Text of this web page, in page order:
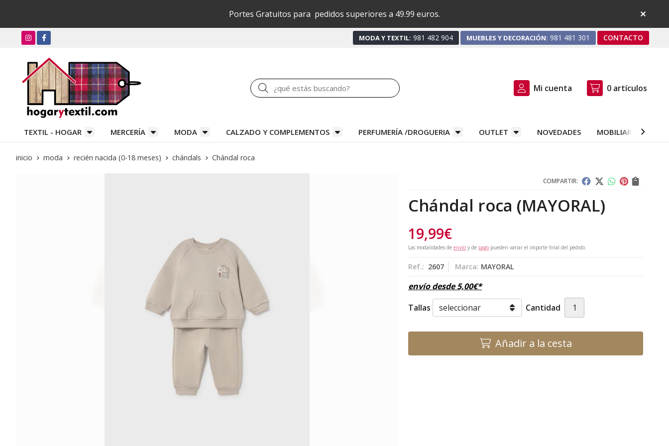
Portes Gratuitos para pedidos superiores a 49.99 euros.
MODA Y TEXTIL: 981 482 904 MUEBLES Y DECORACIÓN: 981 481 301 CONTACTO
Buscar Mi cuenta 0 artículos
TEXTIL - HOGAR MERCERÍA MODA CALZADO Y COMPLEMENTOS PERFUMERÍA /DROGUERIA OUTLET NOVEDADES MOBILIARIO Y
inicio moda recién nacida (0-18 meses) chándals Chándal roca
COMPARTIR:
Chándal roca (MAYORAL)
19,99€
Las modalidades de envío y de pago pueden variar el importe final del pedido.
Ref.: 2607 Marca: MAYORAL
envío desde5,00€*
Tallas
Cantidad
Añadir a la cesta